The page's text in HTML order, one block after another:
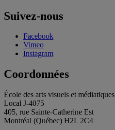
Suivez-nous
Facebook
Vimeo
Instagram
Coordonnées
École des arts visuels et médiatiques
Local J-4075
405, rue Sainte-Catherine Est
Montréal (Québec) H2L 2C4